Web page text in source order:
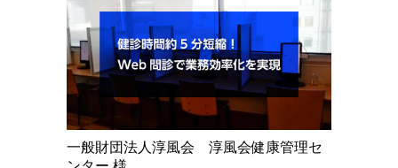
一般財団法人淳風会 淳風会健康管理セ